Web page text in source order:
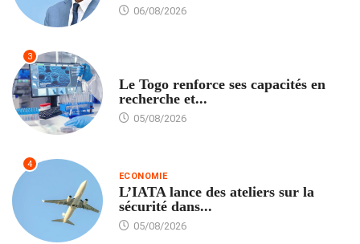
06/08/2026
3
Le Togo renforce ses capacités en
recherche et...
05/08/2026
4
ECONOMIE
L’IATA lance des ateliers sur la
sécurité dans...
05/08/2026